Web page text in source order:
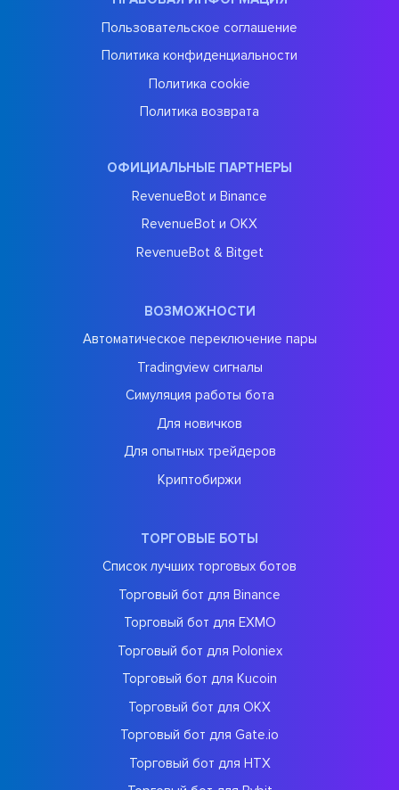
Пользовательское соглашение
Политика конфиденциальности
Политика cookie
Политика возврата
ОФИЦИАЛЬНЫЕ ПАРТНЕРЫ
RevenueBot и Binance
RevenueBot и OKX
RevenueBot & Bitget
ВОЗМОЖНОСТИ
Автоматическое переключение пары
Tradingview сигналы
Симуляция работы бота
Для новичков
Для опытных трейдеров
Криптобиржи
ТОРГОВЫЕ БОТЫ
Список лучших торговых ботов
Торговый бот для Binance
Торговый бот для EXMO
Торговый бот для Poloniex
Торговый бот для Kucoin
Торговый бот для OKX
Торговый бот для Gate.io
Торговый бот для HTX